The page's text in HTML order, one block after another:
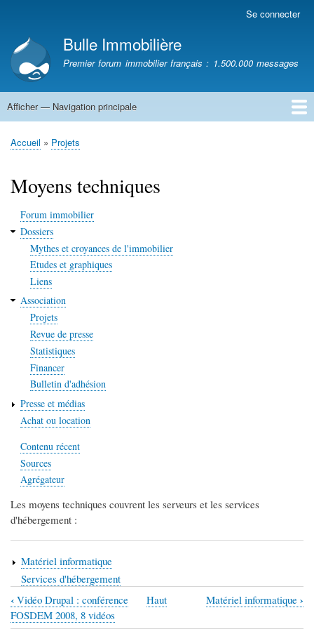
contenu
principal
compte
de
l'utilisateur
Se connecter
Bulle Immobilière
Premier forum immobilier français : 1.500.000 messages
Navigation
Afficher — Navigation principale
Accueil
Fil
Accueil Projets
Moyens techniques
Forum immobilier
Dossiers
Mythes et croyances de l'immobilier
Etudes et graphiques
Liens
Association
Projets
Revue de presse
Statistiques
Financer
Bulletin d'adhésion
Presse et médias
Achat ou location
Contenu récent
Sources
Agrégateur
Les moyens techniques couvrent les serveurs et les services
d'hébergement :
Matériel informatique
Services d'hébergement
Liens
‹ Vidéo Drupal : conférence
FOSDEM 2008, 8 vidéos
Haut Matériel informatique ›